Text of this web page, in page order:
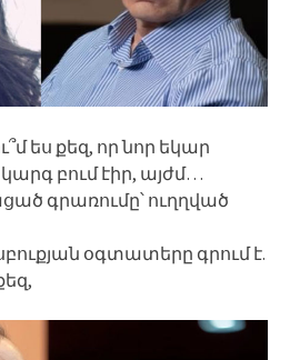
ես քեզ, որ նոր եկար
բում էիր, այժմ…
գրառումը՝ ուղղված
օգտատերը գրում է.